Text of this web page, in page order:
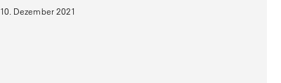
10. Dezember 2021